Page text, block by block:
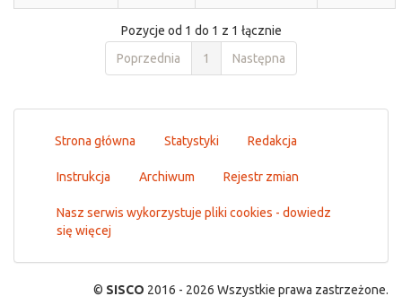
Pozycje od 1 do 1 z 1 łącznie
Poprzednia
1 Następna
Strona główna Statystyki Redakcja
Instrukcja Archiwum Rejestr zmian
Nasz serwis wykorzystuje pliki cookies - dowiedz
się więcej
© SISCO 2016 - 2026 Wszystkie prawa zastrzeżone.